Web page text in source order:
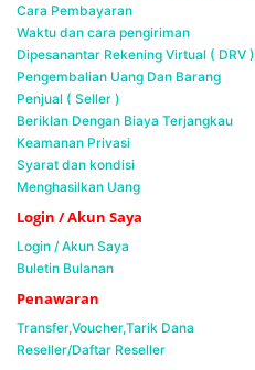
Cara Pembayaran
Waktu dan cara pengiriman
Dipesanantar Rekening Virtual ( DRV )
Pengembalian Uang Dan Barang
Penjual ( Seller )
Beriklan Dengan Biaya Terjangkau
Keamanan Privasi
Syarat dan kondisi
Menghasilkan Uang
Login / Akun Saya
Login / Akun Saya
Buletin Bulanan
Penawaran
Transfer,Voucher,Tarik Dana
Reseller/Daftar Reseller